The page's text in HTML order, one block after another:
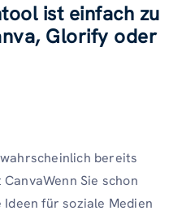
ist einfach zu
Glorify oder
bereits
Sie schon
für soziale Medien